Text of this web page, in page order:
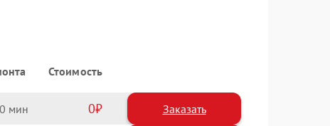
Стоимость
0 0 Заказать